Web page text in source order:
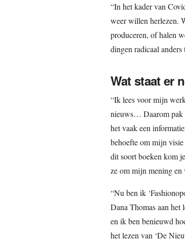
“In het kader van
weer willen herlezen.
produceren, of halen
dingen radicaal
Wat staat er
“Ik lees voor mijn
nieuws… Daarom pak
het vaak een
behoefte om mijn
dit soort boeken kom
ze om mijn mening en
“Nu ben ik
Dana Thomas aan het
en ik ben benieuwd
het lezen van ‘De